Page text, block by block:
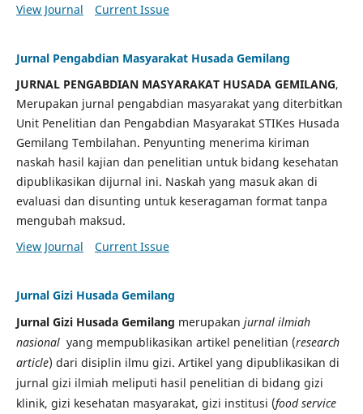
View Journal
Current Issue
Jurnal Pengabdian Masyarakat Husada Gemilang
JURNAL PENGABDIAN MASYARAKAT HUSADA GEMILANG,
Merupakan jurnal pengabdian masyarakat yang diterbitkan
Unit Penelitian dan Pengabdian Masyarakat STIKes Husada
Gemilang Tembilahan. Penyunting menerima kiriman
naskah hasil kajian dan penelitian untuk bidang kesehatan
dipublikasikan dijurnal ini. Naskah yang masuk akan di
evaluasi dan disunting untuk keseragaman format tanpa
mengubah maksud.
View Journal
Current Issue
Jurnal Gizi Husada Gemilang
Jurnal Gizi Husada Gemilang merupakan jurnal ilmiah
nasionalyang mempublikasikan artikel penelitian (research
article) dari disiplin ilmu gizi. Artikel yang dipublikasikan di
jurnal gizi ilmiah meliputi hasil penelitian di bidang gizi
klinik, gizi kesehatan masyarakat, gizi institusi (food service